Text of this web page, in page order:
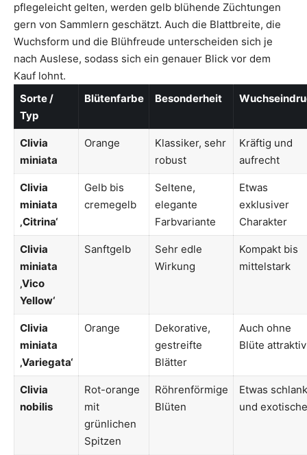
pflegeleicht gelten, werden gelb blühende Züchtungen
gern von Sammlern geschätzt. Auch die Blattbreite, die
Wuchsform und die Blühfreude unterscheiden sich je
nach Auslese, sodass sich ein genauer Blick vor dem
Kauf lohnt.
Sorte /
Typ
Blütenfarbe Besonderheit
Clivia
miniata
Orange
Klassiker, sehr
robust
Kräftig und
aufrecht
Clivia
miniata
‚Citrina‘
Gelb bis
cremegelb
Seltene,
elegante
Farbvariante
Etwas
exklusiver
Charakter
Clivia
miniata
‚Vico
Yellow‘
Sanftgelb
Sehr edle
Wirkung
Kompakt bis
mittelstark
Clivia
miniata
‚Variegata‘
Orange
Dekorative,
gestreifte
Blätter
Auch ohne
Blüte attraktiv
Clivia
nobilis
Rot-orange
mit
grünlichen
Spitzen
Röhrenförmige
Blüten
Etwas
und